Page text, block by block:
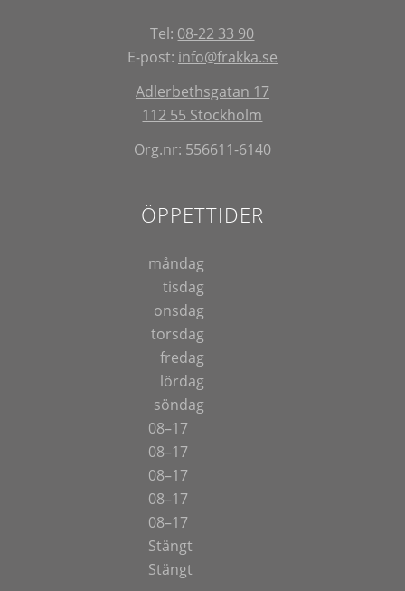
Tel: 08-22 33 90
E-post: info@frakka.se
Adlerbethsgatan 17
112 55 Stockholm
Org.nr: 556611-6140
ÖPPETTIDER
måndag
tisdag
onsdag
torsdag
fredag
lördag
söndag
08–17
08–17
08–17
08–17
08–17
Stängt
Stängt